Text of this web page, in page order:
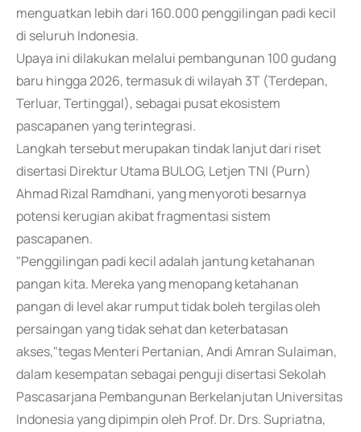
menguatkan lebih dari 160.000 penggilingan padi kecil
di seluruh Indonesia.
Upaya ini dilakukan melalui pembangunan 100 gudang
baru hingga 2026, termasuk di wilayah 3T (Terdepan,
Terluar, Tertinggal), sebagai pusat ekosistem
pascapanen yang terintegrasi.
Langkah tersebut merupakan tindak lanjut dari riset
disertasi Direktur Utama BULOG, Letjen TNI (Purn)
Ahmad Rizal Ramdhani, yang menyoroti besarnya
potensi kerugian akibat fragmentasi sistem
pascapanen.
"Penggilingan padi kecil adalah jantung ketahanan
pangan kita. Mereka yang menopang ketahanan
pangan di level akar rumput tidak boleh tergilas oleh
persaingan yang tidak sehat dan keterbatasan
akses,"tegas Menteri Pertanian, Andi Amran Sulaiman,
dalam kesempatan sebagai penguji disertasi Sekolah
Pascasarjana Pembangunan Berkelanjutan Universitas
Indonesia yang dipimpin oleh Prof. Dr. Drs. Supriatna,